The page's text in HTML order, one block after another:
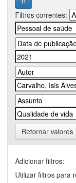
Filtros correntes:
Retornar valores
Adicionar filtros:
Utilizar filtros para